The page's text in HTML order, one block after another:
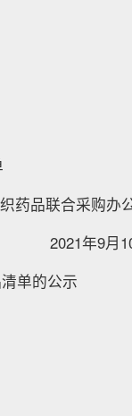
药品联合采购办
2021年9月
单的公示